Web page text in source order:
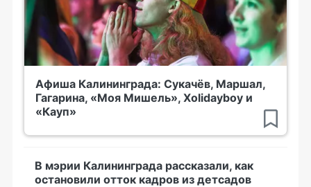
Афиша Калининграда: Сукачёв, Маршал,
Гагарина, «Моя Мишель», Xolidayboy и
«Кауп»
В мэрии Калининграда рассказали, как
остановили отток кадров из детсадов